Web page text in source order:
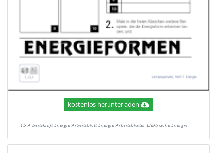
kostenlos herunterladen
15 Arbeitskraft Energie Arbeitsblatt Energie Arbeitsblatter Elektrische Energie